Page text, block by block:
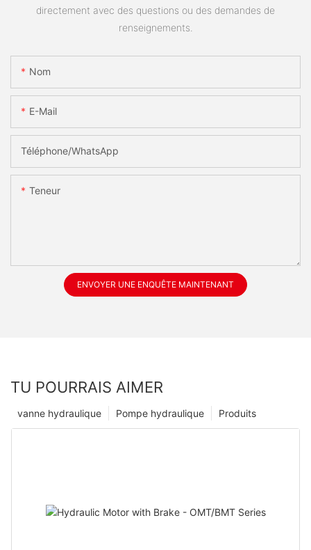
directement avec des questions ou des demandes de
renseignements.
Nom
E-Mail
Téléphone/WhatsApp
Teneur
ENVOYER UNE ENQUÊTE MAINTENANT
TU POURRAIS AIMER
Produits
Pompe hydraulique
vanne hydraulique